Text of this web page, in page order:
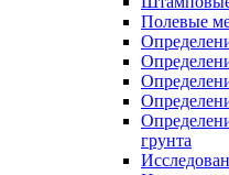
Полевые
грунта